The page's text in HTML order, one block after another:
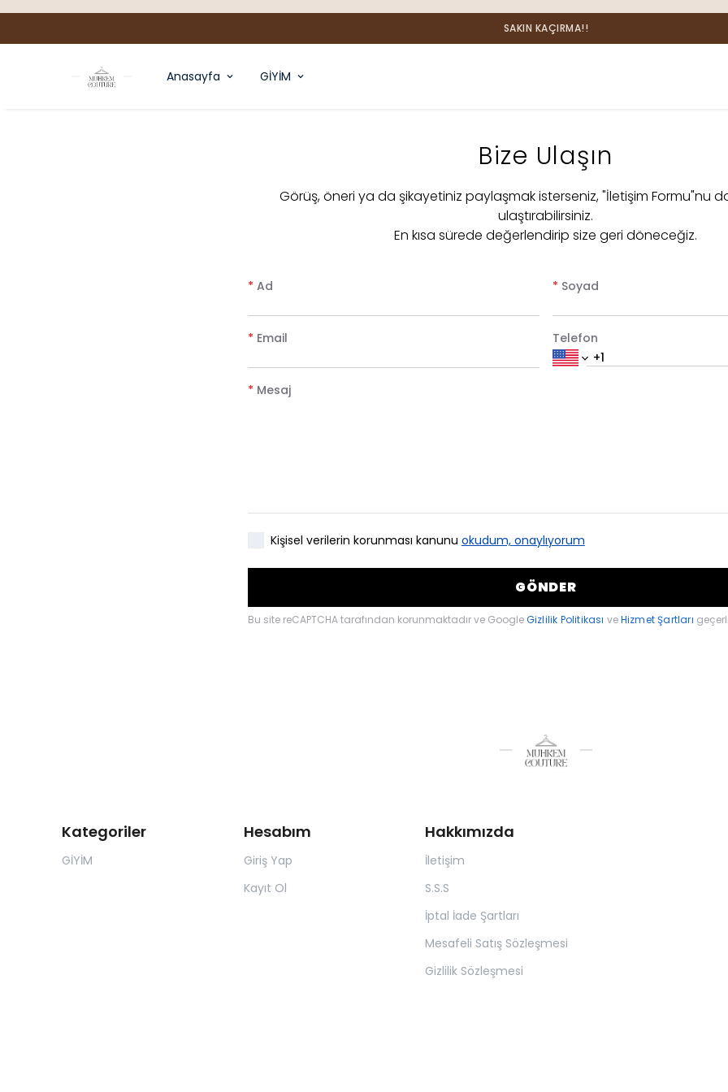
SAKIN KAÇIRMA!!
Anasayfa GİYİM
Bize Ulaşın
​Görüş, öneri ya da şikayetiniz paylaşmak isterseniz, "İletişim Formu"nu
ulaştırabilirsiniz.
En kısa sürede değerlendirip size geri döneceğiz.
* Ad * Soyad
* Email Telefon
* Mesaj
Kişisel verilerin korunması kanunu okudum, onaylıyorum
GÖNDER
Bu site reCAPTCHA tarafından korunmaktadır ve GoogleGizlilik Politikası veHizmet Şartları
Kategoriler
GİYİM
Hesabım
Giriş Yap
Kayıt Ol
Hakkımızda
İletişim
S.S.S
İptal İade Şartları
Mesafeli Satış Sözleşmesi
Gizlilik Sözleşmesi